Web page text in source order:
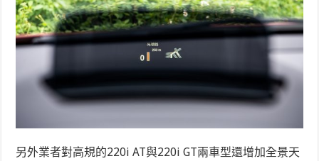
另外業者對高規的220i AT與220i GT兩車型還增加全景天